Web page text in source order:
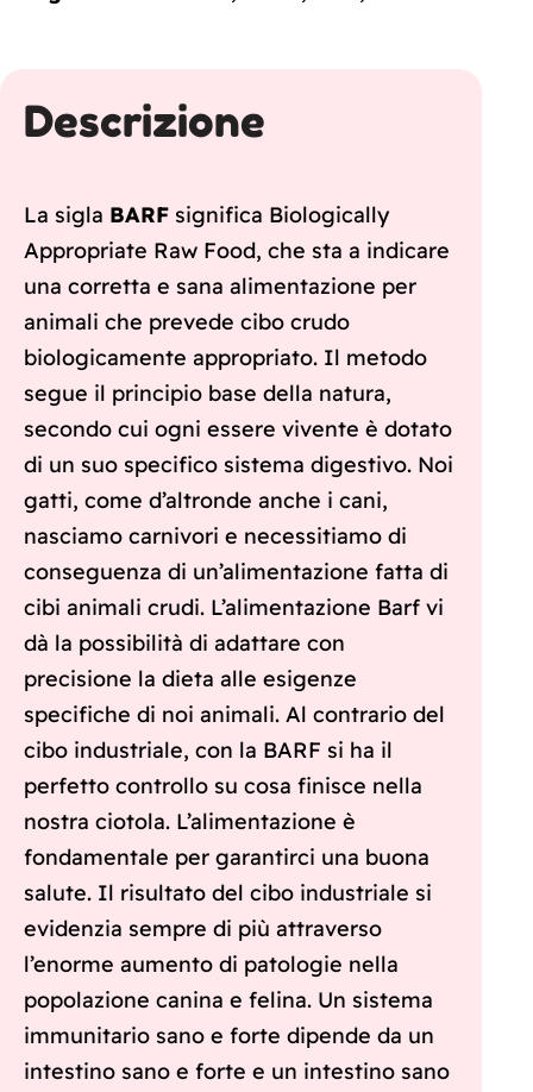
Descrizione
La sigla BARF significa Biologically
Appropriate Raw Food, che sta a indicare
una corretta e sana alimentazione per
animali che prevede cibo crudo
biologicamente appropriato. Il metodo
segue il principio base della natura,
secondo cui ogni essere vivente è dotato
di un suo specifico sistema digestivo. Noi
gatti, come d’altronde anche i cani,
nasciamo carnivori e necessitiamo di
conseguenza di un’alimentazione fatta di
cibi animali crudi. L’alimentazione Barf vi
dà la possibilità di adattare con
precisione la dieta alle esigenze
specifiche di noi animali. Al contrario del
cibo industriale, con la BARF si ha il
perfetto controllo su cosa finisce nella
nostra ciotola. L’alimentazione è
fondamentale per garantirci una buona
salute. Il risultato del cibo industriale si
evidenzia sempre di più attraverso
l’enorme aumento di patologie nella
popolazione canina e felina. Un sistema
immunitario sano e forte dipende da un
intestino sano e forte e un intestino sano